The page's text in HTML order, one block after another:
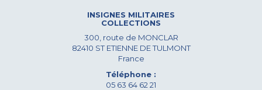
INSIGNES MILITAIRES
COLLECTIONS
300, route de MONCLAR
82410 ST ETIENNE DE TULMONT
France
Téléphone :
05 63 64 62 21